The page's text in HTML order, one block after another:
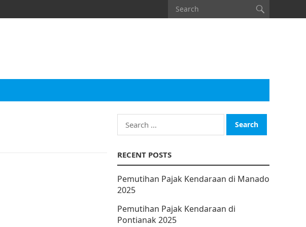
Search
for:
RECENT POSTS
Pemutihan Pajak Kendaraan di Manado
2025
Pemutihan Pajak Kendaraan di
Pontianak 2025